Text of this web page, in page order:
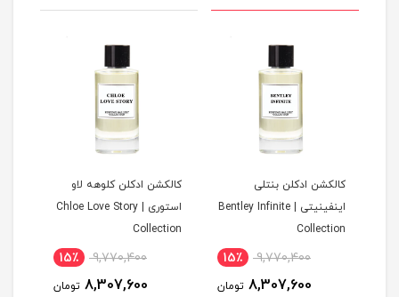
کالکشن ادکلن بنتلی
اینفینیتی | Bentley Infinite
Collection
9,770,400 15٪
8,307,600 تومان
کالکشن ادکلن کلوهه لاو
استوری | Chloe Love Story
Collection
9,770,400 15٪
8,307,600 تومان